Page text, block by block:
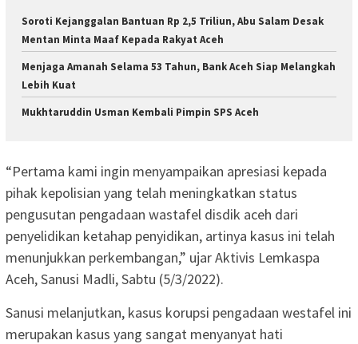
Soroti Kejanggalan Bantuan Rp 2,5 Triliun, Abu Salam Desak
Mentan Minta Maaf Kepada Rakyat Aceh
Menjaga Amanah Selama 53 Tahun, Bank Aceh Siap Melangkah
Lebih Kuat
Mukhtaruddin Usman Kembali Pimpin SPS Aceh
“Pertama kami ingin menyampaikan apresiasi kepada
pihak kepolisian yang telah meningkatkan status
pengusutan pengadaan wastafel disdik aceh dari
penyelidikan ketahap penyidikan, artinya kasus ini telah
menunjukkan perkembangan,” ujar Aktivis Lemkaspa
Aceh, Sanusi Madli, Sabtu (5/3/2022).
Sanusi melanjutkan, kasus korupsi pengadaan westafel ini
merupakan kasus yang sangat menyanyat hati